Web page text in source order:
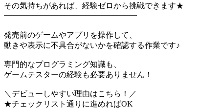
その気持ちがあれば、経験ゼロから挑戦できます★
━━━━━━━━━━━━━━━━━
発売前のゲームやアプリを操作して、
動きや表示に不具合がないかを確認する作業です♪
専門的なプログラミング知識も、
ゲームテスターの経験も必要ありません！
＼デビューしやすい理由はこちら！／
★チェックリスト通りに進めればOK